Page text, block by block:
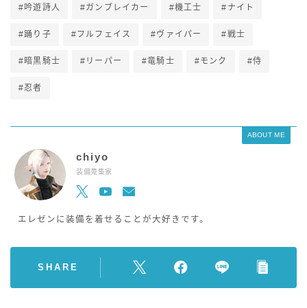
#吟遊詩人 #ガンブレイカー #機工士 #ナイト
#踊り子 #フルフェイス #ヴァイパー #戦士
#暗黒騎士 #リーパー #竜騎士 #モンク #侍
#忍者
ABOUT ME
chiyo
装備蒐集家
エレゼンに装備を着せることが大好きです。
SHARE